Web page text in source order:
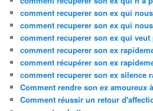
comment recuperer son ex qui
comment recuperer son ex qui
comment recuperer son ex qui
comment recuperer son ex
comment récupérer son ex
comment recuperer son ex silence
Comment rendre son ex amoureux
Comment réussir un retour